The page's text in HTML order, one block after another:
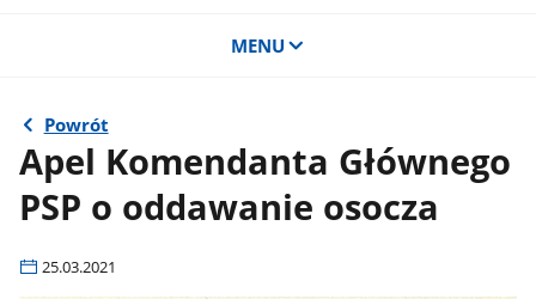
MENU
Powrót
Apel Komendanta Głównego
PSP o oddawanie osocza
25.03.2021